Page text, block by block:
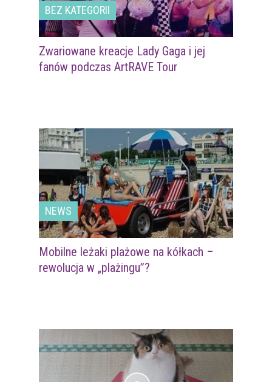
BEZ KATEGORII
Zwariowane kreacje Lady Gaga i jej
fanów podczas ArtRAVE Tour
NEWS
Mobilne leżaki plażowe na kółkach –
rewolucja w „plażingu”?